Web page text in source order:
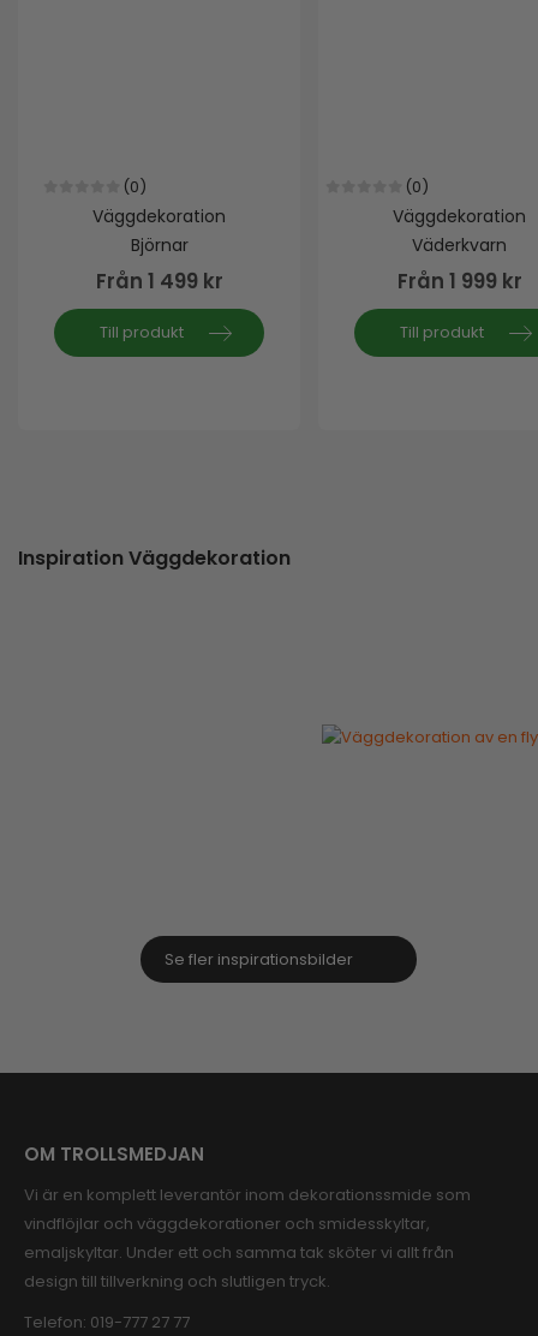
out of 5
(0)
Väggdekoration
Björnar
Från 1 499 kr
Till produkt
(0)
Väggdekoration
Väderkvarn
Från 1 999 kr
Till produkt
Inspiration Väggdekoration
Se fler inspirationsbilder
OM TROLLSMEDJAN
Vi är en komplett leverantör inom dekorationssmide som
vindflöjlar och väggdekorationer och smidesskyltar,
emaljskyltar. Under ett och samma tak sköter vi allt från
design till tillverkning och slutligen tryck.
Telefon: 019-777 27 77